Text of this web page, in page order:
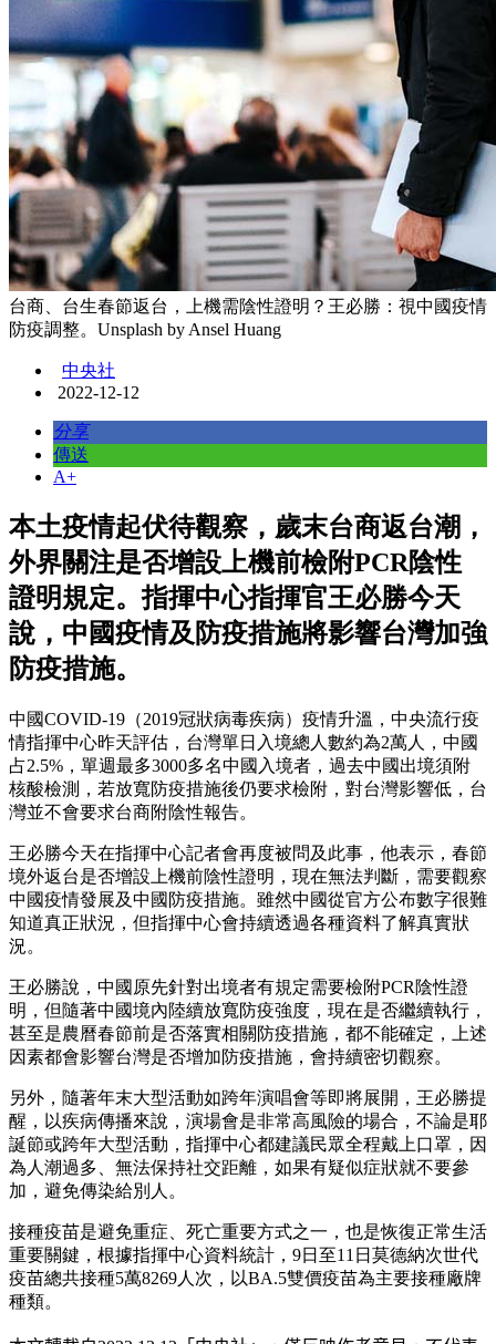
台商、台生春節返台，上機需陰性證明？王必勝：視中國疫情
防疫調整。Unsplash by Ansel Huang
中央社
2022-12-12
分享
傳送
A+
本土疫情起伏待觀察，歲末台商返台潮，
外界關注是否增設上機前檢附PCR陰性
證明規定。指揮中心指揮官王必勝今天
說，中國疫情及防疫措施將影響台灣加強
防疫措施。
中國COVID-19（2019冠狀病毒疾病）疫情升溫，中央流行疫
情指揮中心昨天評估，台灣單日入境總人數約為2萬人，中國
占2.5%，單週最多3000多名中國入境者，過去中國出境須附
核酸檢測，若放寬防疫措施後仍要求檢附，對台灣影響低，台
灣並不會要求台商附陰性報告。
王必勝今天在指揮中心記者會再度被問及此事，他表示，春節
境外返台是否增設上機前陰性證明，現在無法判斷，需要觀察
中國疫情發展及中國防疫措施。雖然中國從官方公布數字很難
知道真正狀況，但指揮中心會持續透過各種資料了解真實狀
況。
王必勝說，中國原先針對出境者有規定需要檢附PCR陰性證
明，但隨著中國境內陸續放寬防疫強度，現在是否繼續執行，
甚至是農曆春節前是否落實相關防疫措施，都不能確定，上述
因素都會影響台灣是否增加防疫措施，會持續密切觀察。
另外，隨著年末大型活動如跨年演唱會等即將展開，王必勝提
醒，以疾病傳播來說，演場會是非常高風險的場合，不論是耶
誕節或跨年大型活動，指揮中心都建議民眾全程戴上口罩，因
為人潮過多、無法保持社交距離，如果有疑似症狀就不要參
加，避免傳染給別人。
接種疫苗是避免重症、死亡重要方式之一，也是恢復正常生活
重要關鍵，根據指揮中心資料統計，9日至11日莫德納次世代
疫苗總共接種5萬8269人次，以BA.5雙價疫苗為主要接種廠牌
種類。